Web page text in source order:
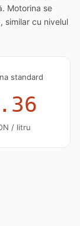
Motorina se
similar cu nivelul
standard
/ litru